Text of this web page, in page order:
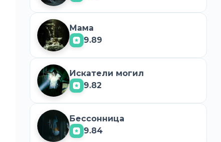
Мама
9.89
Искатели могил
9.82
Бессонница
9.84